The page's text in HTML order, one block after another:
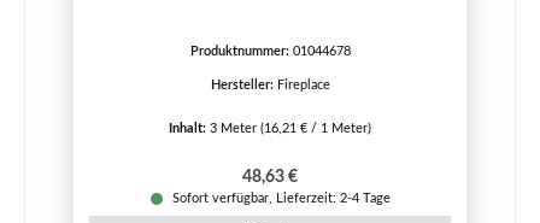
Produktnummer: 01044678
Hersteller: Fireplace
Inhalt: 3 Meter (16,21 € / 1 Meter)
Regulärer Preis:
48,63 €
Sofort verfügbar, Lieferzeit: 2-4 Tage